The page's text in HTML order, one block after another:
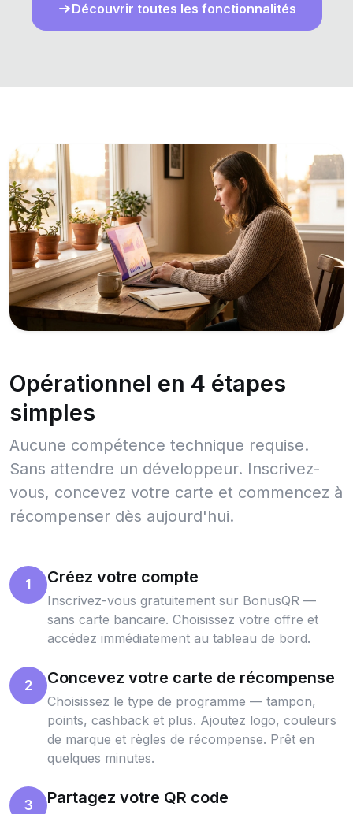
Découvrir toutes les fonctionnalités
Opérationnel en 4 étapes
simples
Aucune compétence technique requise.
Sans attendre un développeur. Inscrivez-
vous, concevez votre carte et commencez à
récompenser dès aujourd'hui.
1 Créez votre compte
Inscrivez-vous gratuitement sur BonusQR —
sans carte bancaire. Choisissez votre offre et
accédez immédiatement au tableau de bord.
2 Concevez votre carte de récompense
Choisissez le type de programme — tampon,
points, cashback et plus. Ajoutez logo, couleurs
de marque et règles de récompense. Prêt en
quelques minutes.
3 Partagez votre QR code